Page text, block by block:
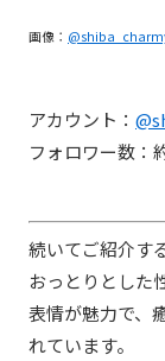
画像：
アカウント：
フォロワー数：
続いてご紹介す
おっとりとした
表情が魅力で、
れています。